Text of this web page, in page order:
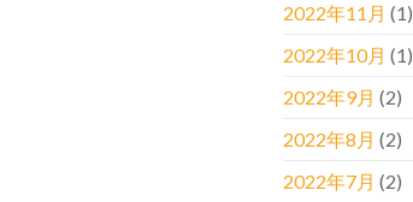
2022年11月 (1)
2022年10月 (1)
2022年9月 (2)
2022年8月 (2)
2022年7月 (2)